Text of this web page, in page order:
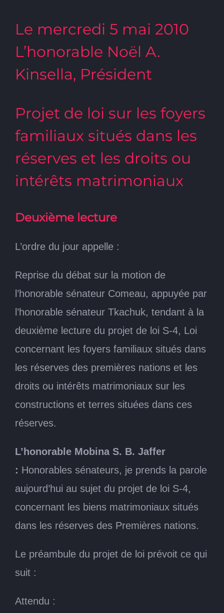
Le mercredi 5 mai 2010
L’honorable Noël A.
Kinsella, Président
Projet de loi sur les foyers
familiaux situés dans les
réserves et les droits ou
intérêts matrimoniaux
Deuxième lecture
L’ordre du jour appelle :
Reprise du débat sur la motion de
l’honorable sénateur Comeau, appuyée par
l’honorable sénateur Tkachuk, tendant à la
deuxième lecture du projet de loi S-4, Loi
concernant les foyers familiaux situés dans
les réserves des premières nations et les
droits ou intérêts matrimoniaux sur les
constructions et terres situées dans ces
réserves.
L’honorable Mobina S. B. Jaffer
: Honorables sénateurs, je prends la parole
aujourd’hui au sujet du projet de loi S-4,
concernant les biens matrimoniaux situés
dans les réserves des Premières nations.
Le préambule du projet de loi prévoit ce qui
suit :
Attendu :